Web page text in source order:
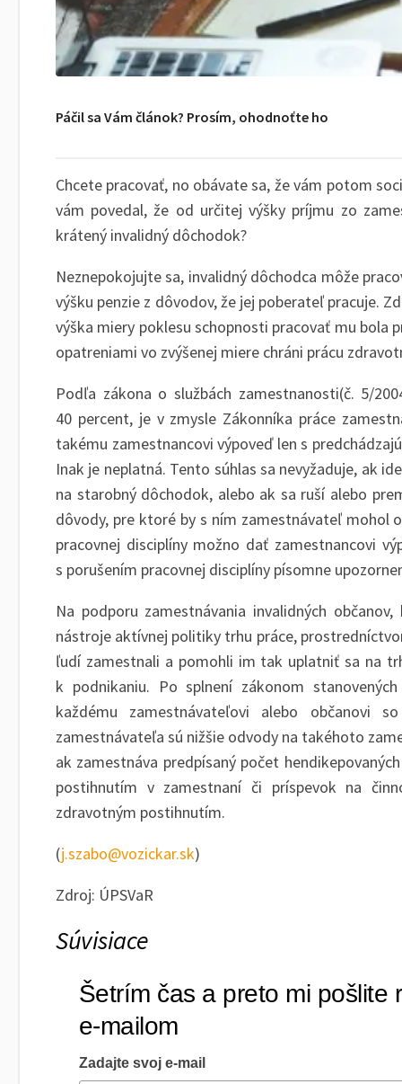
Páčil sa Vám článok? Prosím, ohodnoťte ho
Chcete pracovať, no obávate sa, že vám potom
vám povedal, že od určitej výšky príjmu zo
krátený invalidný dôchodok?
Neznepokojujte sa, invalidný dôchodca môže
výšku penzie z dôvodov, že jej poberateľ pracuje.
výška miery poklesu schopnosti pracovať mu bola
opatreniami vo zvýšenej miere chráni prácu
Podľa zákona o službách zamestnanosti(č. 5/
40 percent, je v zmysle Zákonníka práce
takému zamestnancovi výpoveď len s
Inak je neplatná. Tento súhlas sa nevyžaduje, ak
na starobný dôchodok, alebo ak sa ruší alebo
dôvody, pre ktoré by s ním zamestnávateľ mohol
pracovnej disciplíny možno dať zamestnancovi
s porušením pracovnej disciplíny písomne
Na podporu zamestnávania invalidných
nástroje aktívnej politiky trhu práce,
ľudí zamestnali a pomohli im tak uplatniť sa na
k podnikaniu. Po splnení zákonom
každému zamestnávateľovi alebo občanovi
zamestnávateľa sú nižšie odvody na takéhoto
ak zamestnáva predpísaný počet
postihnutím v zamestnaní či príspevok na
zdravotným postihnutím.
(j.szabo@vozickar.sk)
Zdroj: ÚPSVaR
Súvisiace
Šetrím čas a preto mi pošlite
e-mailom
Zadajte svoj e-mail